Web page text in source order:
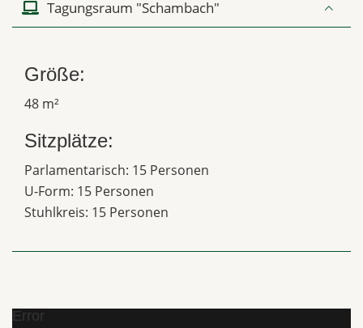
Tagungsraum "Schambach"
Größe:
48 m²
Sitzplätze:
Parlamentarisch: 15 Personen
U-Form: 15 Personen
Stuhlkreis: 15 Personen
Error